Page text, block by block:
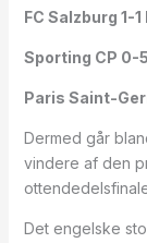
FC Salzburg 1-
Sporting CP 0-
Paris Saint-
Dermed går
vindere af den
Det engelske